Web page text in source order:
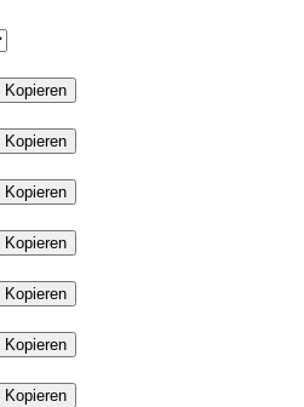
Kopieren
Kopieren
Kopieren
Kopieren
Kopieren
Kopieren
Kopieren